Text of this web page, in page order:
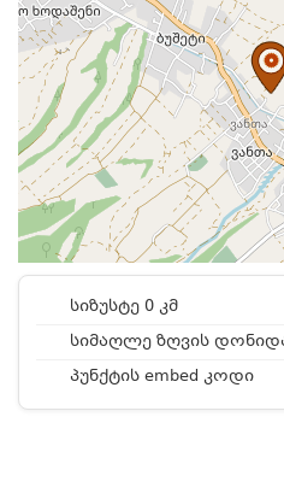
სიზუსტე 0 კმ
სიმაღლე ზღვის
პუნქტის embed კოდი